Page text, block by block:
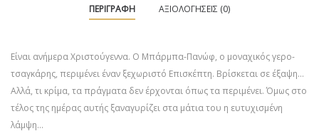
ΠΕΡΙΓΡΑΦΉ ΑΞΙΟΛΟΓΉΣΕΙΣ (0)
Είναι ανήμερα Χριστούγεννα. Ο Μπάρμπα-Πανώφ, ο μοναχικός γερο-
τσαγκάρης, περιμένει έναν ξεχωριστό Επισκέπτη. Βρίσκεται σε έξαψη…
Αλλά, τι κρίμα, τα πράγματα δεν έρχονται όπως τα περιμένει. Όμως στο
τέλος της ημέρας αυτής ξαναγυρίζει στα μάτια του η ευτυχισμένη
λάμψη…